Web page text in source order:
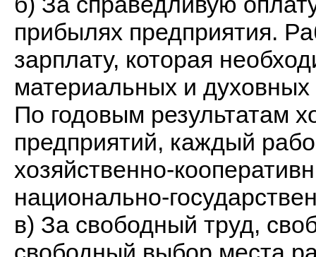
прибылях предприятия.
зарплату, которая
материальных и духовных
По годовым результатам
предприятий, каждый
хозяйственно-
национально-
в) За свободный труд,